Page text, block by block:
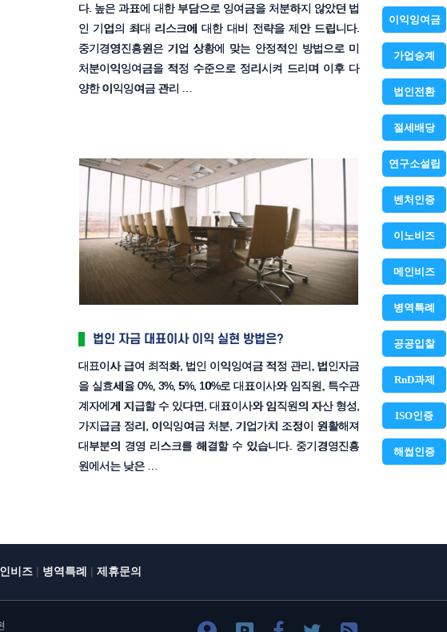
이익잉여금
가업승계
법인전환
절세배당
연구소설립
벤처인증
이노비즈
메인비즈
병역특례
공공입찰
RnD과제
ISO인증
해썹인증
다. 높은 과표에 대한 부담으로 잉여금을 처분하지 않았던 법
인 기업의 최대 리스크에 대한 대비 전략을 제안 드립니다.
중기경영진흥원은 기업 상황에 맞는 안정적인 방법으로 미
처분이익잉여금을 적정 수준으로 정리시켜 드리며 이후 다
양한 이익잉여금 관리 …
법인 자금 대표이사 이익 실현 방법은?
대표이사 급여 최적화, 법인 이익잉여금 적정 관리, 법인자금
을 실효세율 0%, 3%, 5%, 10%로 대표이사와 임직원, 특수관
계자에게 지급할 수 있다면, 대표이사와 임직원의 자산 형성,
가지급금 정리, 이익잉여금 처분, 기업가치 조정이 원활해져
대부분의 경영 리스크를 해결할 수 있습니다. 중기경영진흥
원에서는 낮은 …
비즈 | 병역특례 | 제휴문의